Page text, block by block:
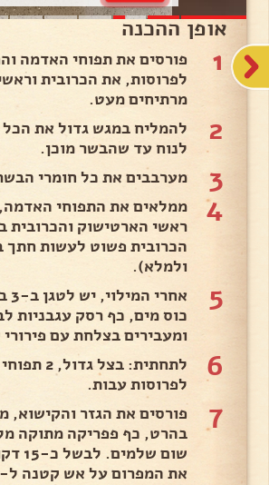
אופן ההכנה
1
פורסים את תפוחי האדמה
לפרוסות, את הכרובית
מרתיחים מעט.
2
להמליח במגש גדול את
לנוח עד שהבשר מוכן.
3 מערבבים את כל חומרי
4
ממלאים את התפוחי
ראשי הארטישוק והכרובית
הכרובית פשוט לעשות
ולמלא).
5
כוס מים, כף רסק עגבניות
ומעבירים בצלחת עם
6
לתחתית: בצל
לפרוסות עבות.
7
פורסים את הגזר והקישוא,
שום
את המפרום על אש קטנה ל-3 שעות.